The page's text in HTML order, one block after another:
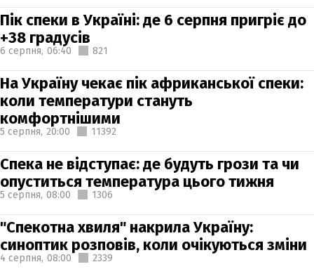
Пік спеки в Україні: де 6 серпня пригріє до
+38 градусів
6 серпня, 06:40 821
На Україну чекає пік африканської спеки:
коли температури стануть
комфортнішими
5 серпня, 20:00 11392
Спека не відступає: де будуть грози та чи
опуститься температура цього тижня
5 серпня, 08:00 1306
"Спекотна хвиля" накрила Україну:
синоптик розповів, коли очікуються зміни
4 серпня, 08:00 2339